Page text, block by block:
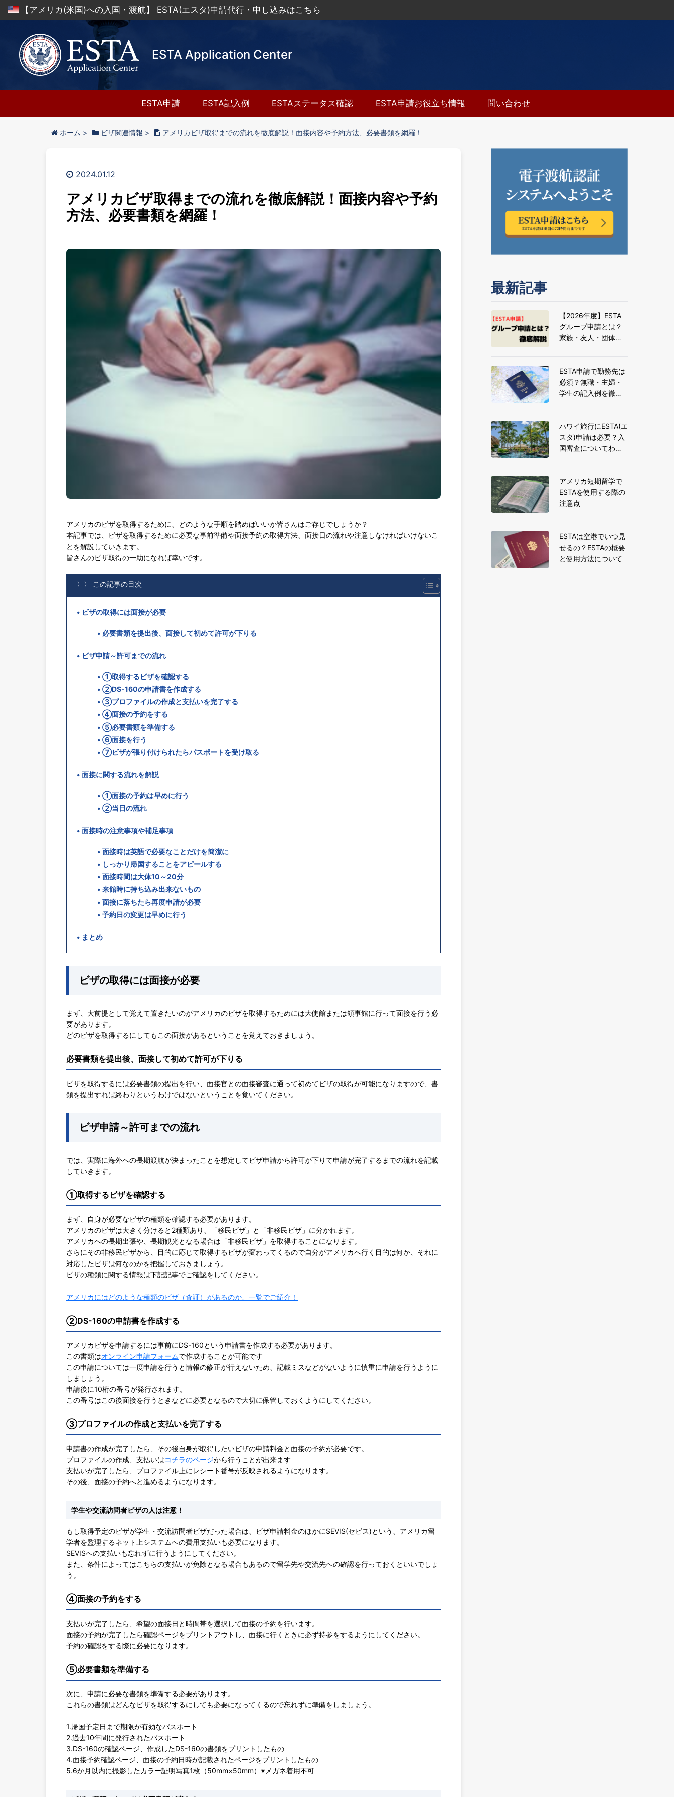
【アメリカ(米国)への入国・渡航】 ESTA(エスタ)申請代行・申し込みはこちら
ESTA Application Center
ESTA申請 ESTA記入例 ESTAステータス確認 ESTA申請お役立ち情報 問い合わせ
ホーム > ビザ関連情報 > アメリカビザ取得までの流れを徹底解説！面接内容や予約方法、必要書類を網羅！
2024.01.12
アメリカビザ取得までの流れを徹底解説！面接内容や予約
方法、必要書類を網羅！
アメリカのビザを取得するために、どのような手順を踏めばいいか皆さんはご存じでしょうか？
本記事では、ビザを取得するために必要な事前準備や面接予約の取得方法、面接日の流れや注意しなければいけないこ
とを解説していきます。
皆さんのビザ取得の一助になれば幸いです。
〉〉 この記事の目次
ビザの取得には面接が必要
必要書類を提出後、面接して初めて許可が下りる
ビザ申請～許可までの流れ
①取得するビザを確認する
②DS-160の申請書を作成する
③プロファイルの作成と支払いを完了する
④面接の予約をする
⑤必要書類を準備する
⑥面接を行う
⑦ビザが張り付けられたらパスポートを受け取る
面接に関する流れを解説
①面接の予約は早めに行う
②当日の流れ
面接時の注意事項や補足事項
面接時は英語で必要なことだけを簡潔に
しっかり帰国することをアピールする
面接時間は大体10～20分
来館時に持ち込み出来ないもの
面接に落ちたら再度申請が必要
予約日の変更は早めに行う
まとめ
ビザの取得には面接が必要
まず、大前提として覚えて置きたいのがアメリカのビザを取得するためには大使館または領事館に行って面接を行う必
要があります。
どのビザを取得するにしてもこの面接があるということを覚えておきましょう。
必要書類を提出後、面接して初めて許可が下りる
ビザを取得するには必要書類の提出を行い、面接官との面接審査に通って初めてビザの取得が可能になりますので、書
類を提出すれば終わりというわけではないということを覚いてください。
ビザ申請～許可までの流れ
では、実際に海外への長期渡航が決まったことを想定してビザ申請から許可が下りて申請が完了するまでの流れを記載
していきます。
①取得するビザを確認する
まず、自身が必要なビザの種類を確認する必要があります。
アメリカのビザは大きく分けると2種類あり、「移民ビザ」と「非移民ビザ」に分かれます。
アメリカへの長期出張や、長期観光となる場合は「非移民ビザ」を取得することになります。
さらにその非移民ビザから、目的に応じて取得するビザが変わってくるので自分がアメリカへ行く目的は何か、それに
対応したビザは何なのかを把握しておきましょう。
ビザの種類に関する情報は下記記事でご確認をしてください。
アメリカにはどのような種類のビザ（査証）があるのか、一覧でご紹介！
②DS-160の申請書を作成する
アメリカビザを申請するには事前にDS-160という申請書を作成する必要があります。
この書類はオンライン申請フォームで作成することが可能です
この申請については一度申請を行うと情報の修正が行えないため、記載ミスなどがないように慎重に申請を行うように
しましょう。
申請後に10桁の番号が発行されます。
この番号はこの後面接を行うときなどに必要となるので大切に保管しておくようにしてください。
③プロファイルの作成と支払いを完了する
申請書の作成が完了したら、その後自身が取得したいビザの申請料金と面接の予約が必要です。
プロファイルの作成、支払いはコチラのページから行うことが出来ます
支払いが完了したら、プロファイル上にレシート番号が反映されるようになります。
その後、面接の予約へと進めるようになります。
学生や交流訪問者ビザの人は注意！
もし取得予定のビザが学生・交流訪問者ビザだった場合は、ビザ申請料金のほかにSEVIS(セビス)という、アメリカ留
学者を監理するネット上システムへの費用支払いも必要になります。
SEVISへの支払いも忘れずに行うようにしてください。
また、条件によってはこちらの支払いが免除となる場合もあるので留学先や交流先への確認を行っておくといいでしょ
う。
④面接の予約をする
支払いが完了したら、希望の面接日と時間帯を選択して面接の予約を行います。
面接の予約が完了したら確認ページをプリントアウトし、面接に行くときに必ず持参をするようにしてください。
予約の確認をする際に必要になります。
⑤必要書類を準備する
次に、申請に必要な書類を準備する必要があります。
これらの書類はどんなビザを取得するにしても必要になってくるので忘れずに準備をしましょう。
1.帰国予定日まで期限が有効なパスポート
2.過去10年間に発行されたパスポート
3.DS-160の確認ページ、作成したDS-160の書類をプリントしたもの
4.面接予約確認ページ、面接の予約日時が記載されたページをプリントしたもの
5.6か月以内に撮影したカラー証明写真1枚（50mm×50mm）※メガネ着用不可
最新記事
【2026年度】ESTA
グループ申請とは？
家族・友人・団体旅
ESTA申請で勤務先は
必須？無職・主婦・
学生の記入例を徹底
ハワイ旅行にESTA(エ
スタ)申請は必要？入
国審査についてわか
アメリカ短期留学で
ESTAを使用する際の
注意点
ESTAは空港でいつ見
せるの？ESTAの概要
と使用方法について